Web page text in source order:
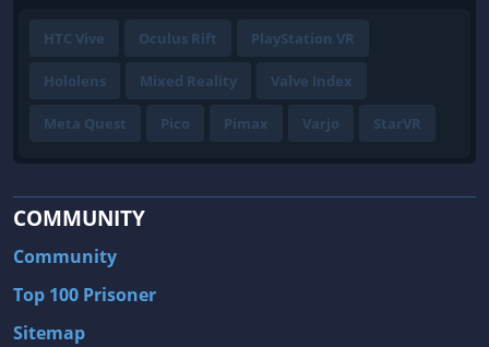
HTC Vive Oculus Rift PlayStation VR
Hololens Mixed Reality Valve Index
Meta Quest Pico Pimax Varjo StarVR
COMMUNITY
Community
Top 100 Prisoner
Sitemap